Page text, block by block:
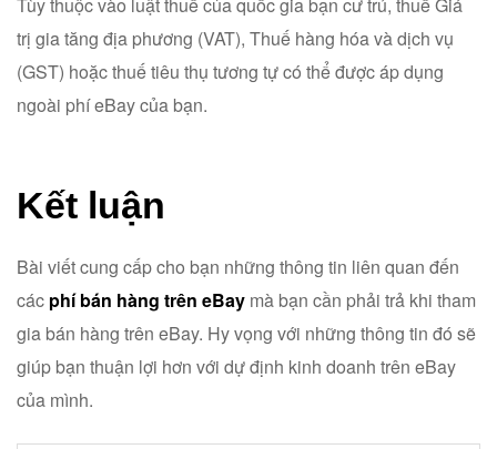
Tùy thuộc vào luật thuế của quốc gia bạn cư trú, thuế Giá
trị gia tăng địa phương (VAT), Thuế hàng hóa và dịch vụ
(GST) hoặc thuế tiêu thụ tương tự có thể được áp dụng
ngoài phí eBay của bạn.
Kết luận
Bài viết cung cấp cho bạn những thông tin liên quan đến
các phí bán hàng trên eBay mà bạn cần phải trả khi tham
gia bán hàng trên eBay. Hy vọng với những thông tin đó sẽ
giúp bạn thuận lợi hơn với dự định kinh doanh trên eBay
của mình.